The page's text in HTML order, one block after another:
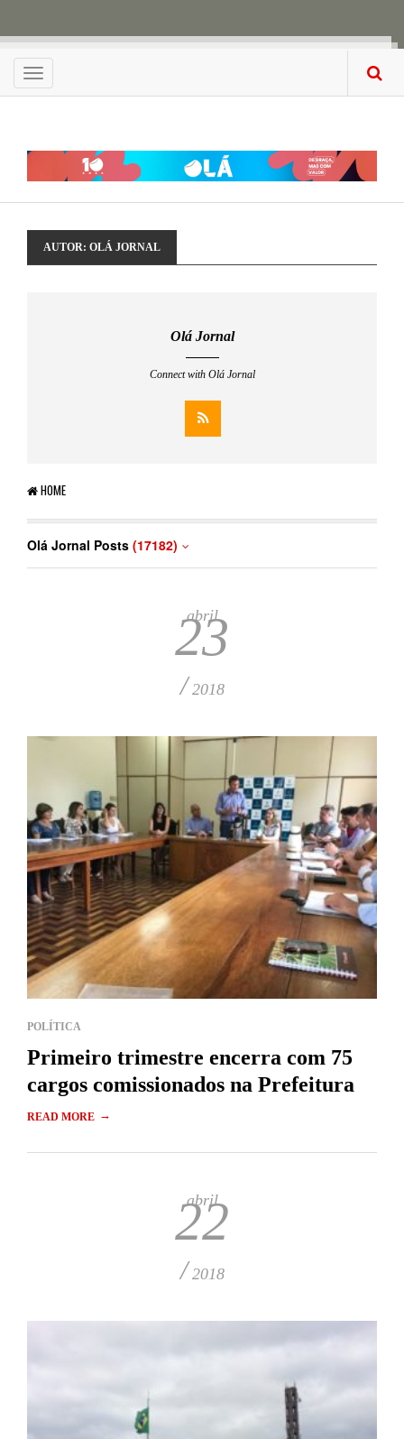
Menu
AUTOR: OLÁ JORNAL
Olá Jornal
Connect with Olá Jornal
HOME
Olá Jornal Posts (17182)
abril
23
/ 2018
POLÍTICA
Primeiro trimestre encerra com 75
cargos comissionados na Prefeitura
READ MORE →
abril
22
/ 2018